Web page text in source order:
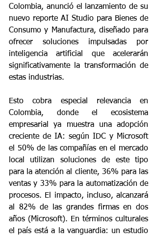
Colombia, anunció el lanzamiento de su
nuevo reporte AI Studio para Bienes de
Consumo y Manufactura, diseñado para
ofrecer soluciones impulsadas por
inteligencia artificial que acelerarán
significativamente la transformación de
estas industrias.
Esto cobra especial relevancia en
Colombia, donde el ecosistema
empresarial ya muestra una adopción
creciente de IA: según IDC y Microsoft
el 50% de las compañías en el mercado
local utilizan soluciones de este tipo
para la atención al cliente, 36% para las
ventas y 33% para la automatización de
procesos. El impacto, incluso, alcanzará
al 82% de las grandes firmas en dos
años (Microsoft). En términos culturales
el país está a la vanguardia: un estudio